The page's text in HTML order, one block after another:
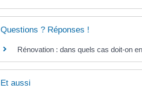
Questions ? Réponses !
Rénovation : dans quels cas doit-on
Et aussi